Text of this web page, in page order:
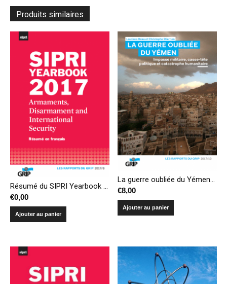
Produits similaires
Résumé du SIPRI Yearbook 2017 – Armements, désarmement et sécurité internationale
€0,00
Ajouter au panier
La guerre oubliée du Yémen : impasse militaire, casse-tête politique et catastrophe humanitaire
€8,00
Ajouter au panier